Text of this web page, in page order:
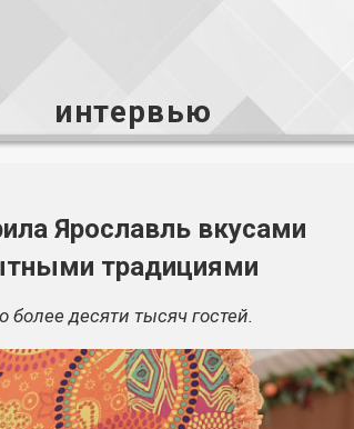
интервью
Ярославль вкусами
традициями
десяти тысяч гостей.